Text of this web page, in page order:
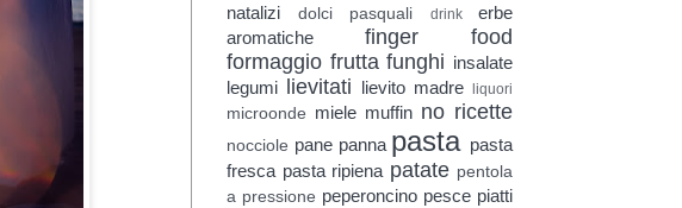
natalizi
dolci pasquali drink
erbe
aromatiche
finger food
formaggio frutta funghi insalate
legumi lievitati lievito madre liquori
microonde miele muffin no ricette
nocciole pane panna pasta pasta
fresca pasta ripiena patate pentola
a pressione peperoncino pesce piatti